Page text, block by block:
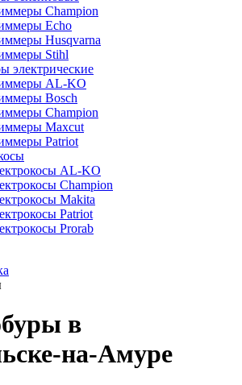
Champion
Echo
Husqvarna
Stihl
электрические
AL-KO
Bosch
Champion
Maxcut
Patriot
AL-KO
Champion
Makita
Patriot
Prorab
в
на-Амуре